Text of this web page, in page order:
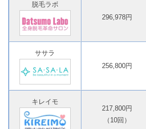
脱毛ラボ
296,978円
ササラ
256,800円
キレイモ
217,800円
（10回）